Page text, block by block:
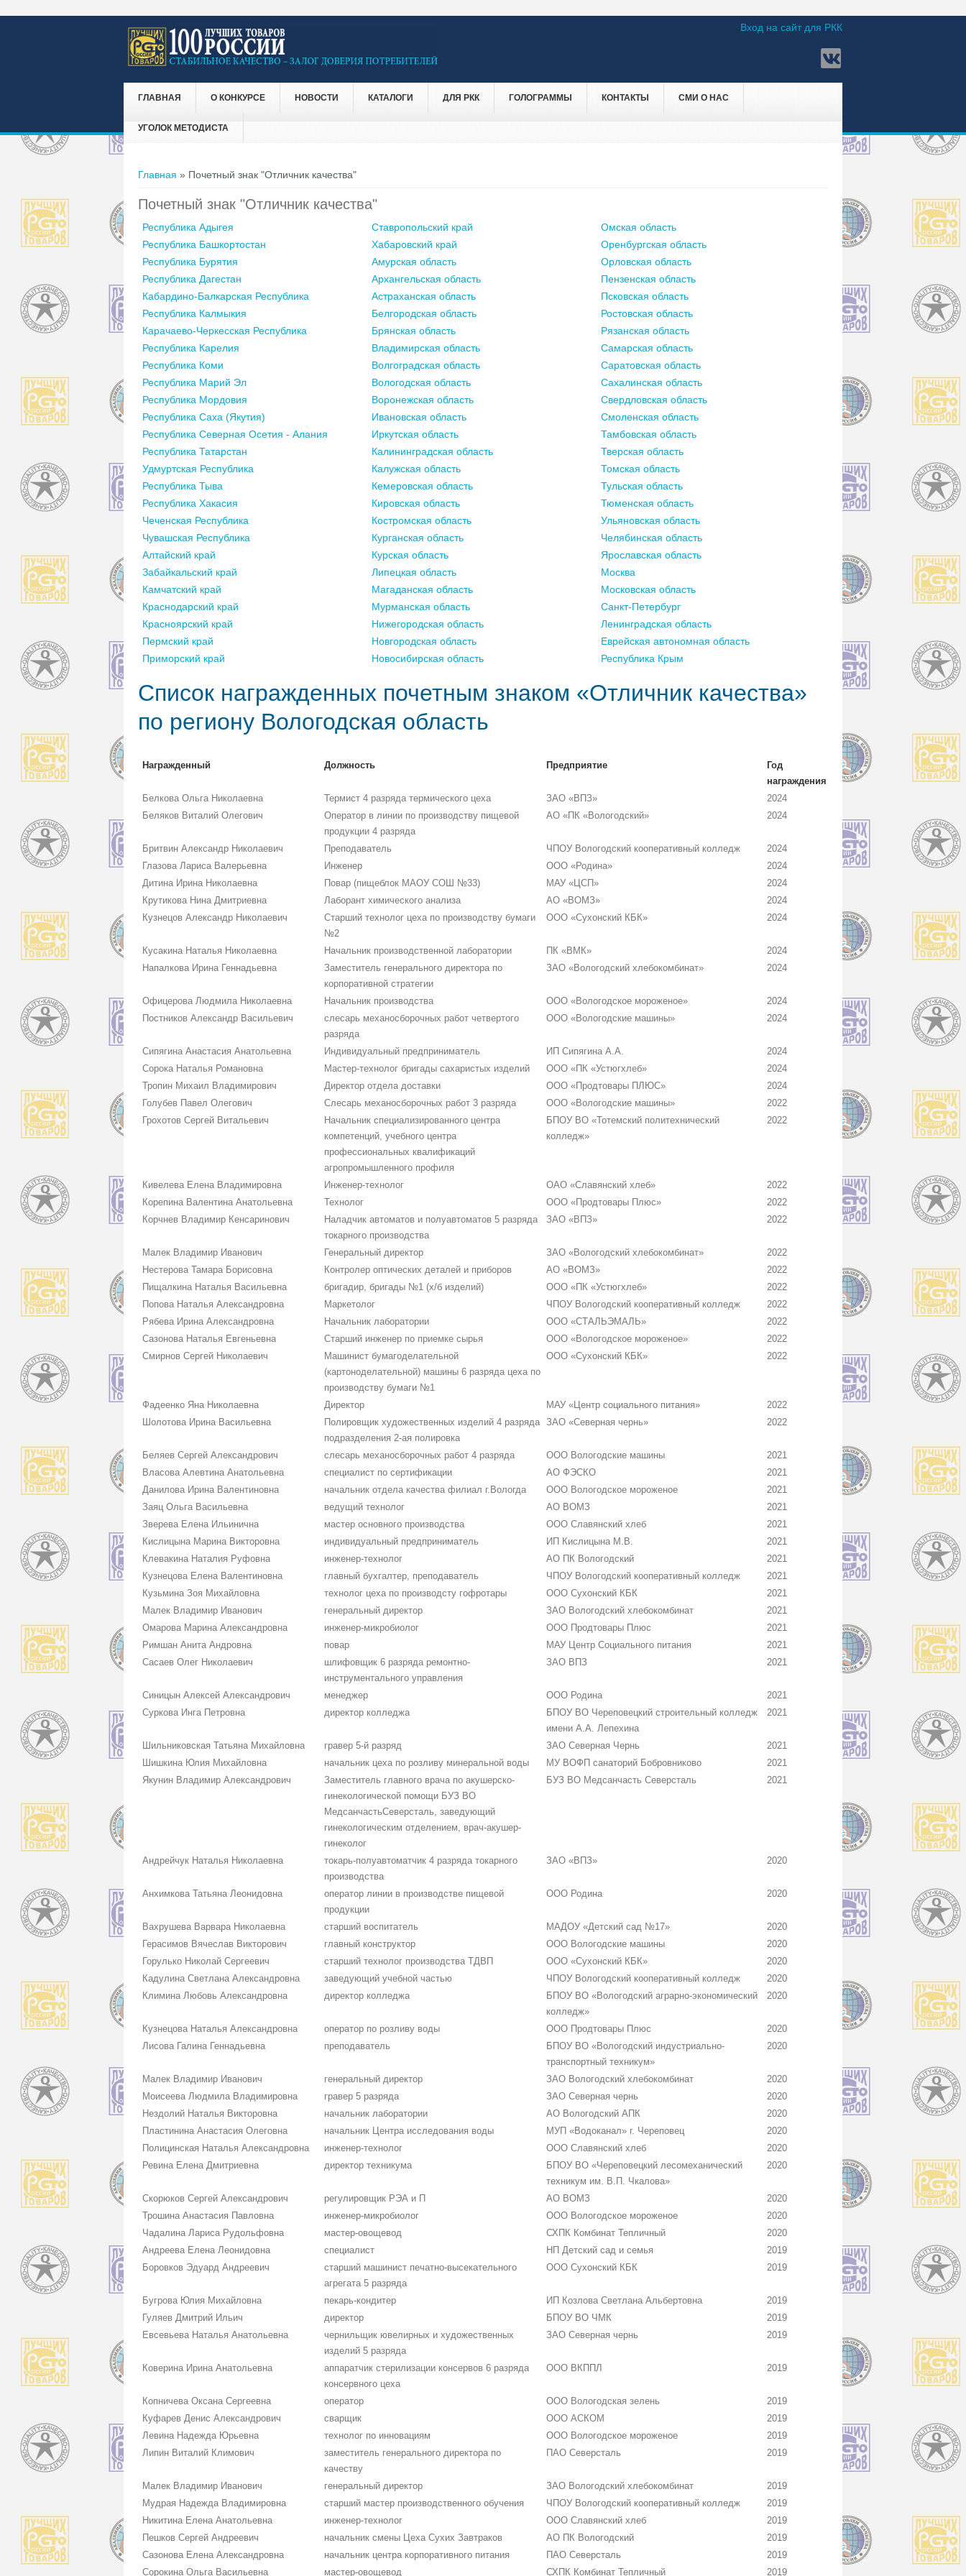
Вход на сайт для РКК
ГЛАВНАЯ О КОНКУРСЕ НОВОСТИ КАТАЛОГИ ДЛЯ РКК ГОЛОГРАММЫ КОНТАКТЫ СМИ О НАС
УГОЛОК МЕТОДИСТА
Вы здесь
Главная » Почетный знак "Отличник качества"
Почетный знак "Отличник качества"
Республика Адыгея Ставропольский край
Омская область
Республика Башкортостан
Хабаровский край
Оренбургская область
Республика Бурятия
Амурская область
Орловская область
Республика Дагестан
Архангельская область
Пензенская область
Кабардино-Балкарская Республика
Астраханская область
Псковская область
Республика Калмыкия
Белгородская область
Ростовская область
Карачаево-Черкесская Республика
Брянская область
Рязанская область
Республика Карелия
Владимирская область
Самарская область
Республика Коми
Волгоградская область
Саратовская область
Республика Марий Эл
Вологодская область
Сахалинская область
Республика Мордовия
Воронежская область
Свердловская область
Республика Саха (Якутия)
Ивановская область
Смоленская область
Республика Северная Осетия - Алания
Иркутская область
Тамбовская область
Республика Татарстан
Калининградская область
Тверская область
Удмуртская Республика
Калужская область
Томская область
Республика Тыва
Кемеровская область
Тульская область
Республика Хакасия
Кировская область
Тюменская область
Чеченская Республика
Костромская область
Ульяновская область
Чувашская Республика
Курганская область
Челябинская область
Алтайский край
Курская область
Ярославская область
Забайкальский край
Липецкая область
Москва
Камчатский край
Магаданская область
Московская область
Краснодарский край
Мурманская область
Санкт-Петербург
Красноярский край
Нижегородская область
Ленинградская область
Пермский край
Новгородская область
Еврейская автономная область
Приморский край
Новосибирская область Республика Крым
Список награжденных почетным знаком «Отличник качества»
по региону Вологодская область
Награжденный Должность Предприятие
Год
награждения
Белкова Ольга Николаевна
Термист 4 разряда термического цеха ЗАО «ВПЗ»
2024
Беляков Виталий Олегович
Оператор в линии по производству пищевой
продукции 4 разряда
АО «ПК «Вологодский» 2024
Бритвин Александр Николаевич Преподаватель ЧПОУ Вологодский кооперативный колледж
2024
Глазова Лариса Валерьевна
Инженер ООО «Родина»
2024
Дитина Ирина Николаевна
Повар (пищеблок МАОУ СОШ №33) МАУ «ЦСП»
2024
Крутикова Нина Дмитриевна
Лаборант химического анализа АО «ВОМЗ»
2024
Кузнецов Александр Николаевич
Старший технолог цеха по производству бумаги
№2
ООО «Сухонский КБК» 2024
Кусакина Наталья Николаевна Начальник производственной лаборатории ПК «ВМК»
2024
Напалкова Ирина Геннадьевна
Заместитель генерального директора по
корпоративной стратегии
ЗАО «Вологодский хлебокомбинат» 2024
Офицерова Людмила Николаевна Начальник производства ООО «Вологодское мороженое»
2024
Постников Александр Васильевич
слесарь механосборочных работ четвертого
разряда
ООО «Вологодские машины» 2024
Сипягина Анастасия Анатольевна Индивидуальный предприниматель ИП Сипягина А.А.
2024
Сорока Наталья Романовна
Мастер-технолог бригады сахаристых изделий ООО «ПК «Устюгхлеб»
2024
Тропин Михаил Владимирович
Директор отдела доставки ООО «Продтовары ПЛЮС»
2024
Голубев Павел Олегович
Слесарь механосборочных работ 3 разряда ООО «Вологодские машины»
2022
Грохотов Сергей Витальевич
Начальник специализированного центра
компетенций, учебного центра
профессиональных квалификаций
агропромышленного профиля
БПОУ ВО «Тотемский политехнический
колледж»
2022
Кивелева Елена Владимировна Инженер-технолог ОАО «Славянский хлеб»
2022
Корепина Валентина Анатольевна
Технолог ООО «Продтовары Плюс»
2022
Корчнев Владимир Кенсаринович
Наладчик автоматов и полуавтоматов 5 разряда
токарного производства
ЗАО «ВПЗ» 2022
Малек Владимир Иванович Генеральный директор ЗАО «Вологодский хлебокомбинат»
2022
Нестерова Тамара Борисовна
Контролер оптических деталей и приборов АО «ВОМЗ»
2022
Пищалкина Наталья Васильевна
бригадир, бригады №1 (х/б изделий) ООО «ПК «Устюгхлеб»
2022
Попова Наталья Александровна
Маркетолог ЧПОУ Вологодский кооперативный колледж
2022
Рябева Ирина Александровна
Начальник лаборатории ООО «СТАЛЬЭМАЛЬ»
2022
Сазонова Наталья Евгеньевна
Старший инженер по приемке сырья ООО «Вологодское мороженое»
2022
Смирнов Сергей Николаевич
Машинист бумагоделательной
(картоноделательной) машины 6 разряда цеха по
производству бумаги №1
ООО «Сухонский КБК» 2022
Фадеенко Яна Николаевна Директор МАУ «Центр социального питания»
2022
Шолотова Ирина Васильевна
Полировщик художественных изделий 4 разряда
подразделения 2-ая полировка
ЗАО «Северная чернь» 2022
Беляев Сергей Александрович слесарь механосборочных работ 4 разряда ООО Вологодские машины
2021
Власова Алевтина Анатольевна
специалист по сертификации АО ФЭСКО
2021
Данилова Ирина Валентиновна
начальник отдела качества филиал г.Вологда ООО Вологодское мороженое
2021
Заяц Ольга Васильевна
ведущий технолог АО ВОМЗ
2021
Зверева Елена Ильинична
мастер основного производства ООО Славянский хлеб
2021
Кислицына Марина Викторовна
индивидуальный предприниматель ИП Кислицына М.В.
2021
Клевакина Наталия Руфовна
инженер-технолог АО ПК Вологодский
2021
Кузнецова Елена Валентиновна
главный бухгалтер, преподаватель ЧПОУ Вологодский кооперативный колледж
2021
Кузьмина Зоя Михайловна
технолог цеха по производсту гофротары ООО Сухонский КБК
2021
Малек Владимир Иванович
генеральный директор ЗАО Вологодский хлебокомбинат
2021
Омарова Марина Александровна
инженер-микробиолог ООО Продтовары Плюс
2021
Римшан Анита Андровна
повар МАУ Центр Социального питания
2021
Сасаев Олег Николаевич
шлифовщик 6 разряда ремонтно-
инструментального управления
ЗАО ВПЗ 2021
Синицын Алексей Александрович менеджер ООО Родина
2021
Суркова Инга Петровна
директор колледжа
БПОУ ВО Череповецкий строительный колледж
имени А.А. Лепехина
2021
Шильниковская Татьяна Михайловна гравер 5-й разряд ЗАО Северная Чернь
2021
Шишкина Юлия Михайловна
начальник цеха по розливу минеральной воды МУ ВОФП санаторий Бобровниково
2021
Якунин Владимир Александрович
Заместитель главного врача по акушерско-
гинекологической помощи БУЗ ВО
МедсанчастьСеверсталь, заведующий
гинекологическим отделением, врач-акушер-
гинеколог
БУЗ ВО Медсанчасть Северсталь 2021
Андрейчук Наталья Николаевна
токарь-полуавтоматчик 4 разряда токарного
производства
ЗАО «ВПЗ» 2020
Анхимкова Татьяна Леонидовна
оператор линии в производстве пищевой
продукции
ООО Родина 2020
Вахрушева Варвара Николаевна старший воспитатель МАДОУ «Детский сад №17»
2020
Герасимов Вячеслав Викторович
главный конструктор ООО Вологодские машины
2020
Горулько Николай Сергеевич
старший технолог производства ТДВП ООО «Сухонский КБК»
2020
Кадулина Светлана Александровна
заведующий учебной частью ЧПОУ Вологодский кооперативный колледж
2020
Климина Любовь Александровна
директор колледжа
БПОУ ВО «Вологодский аграрно-экономический
колледж»
2020
Кузнецова Наталья Александровна оператор по розливу воды ООО Продтовары Плюс
2020
Лисова Галина Геннадьевна
преподаватель
БПОУ ВО «Вологодский индустриально-
транспортный техникум»
2020
Малек Владимир Иванович генеральный директор ЗАО Вологодский хлебокомбинат
2020
Моисеева Людмила Владимировна
гравер 5 разряда ЗАО Северная чернь
2020
Нездолий Наталья Викторовна
начальник лаборатории АО Вологодский АПК
2020
Пластинина Анастасия Олеговна
начальник Центра исследования воды МУП «Водоканал» г. Череповец
2020
Полицинская Наталья Александровна
инженер-технолог ООО Славянский хлеб
2020
Ревина Елена Дмитриевна
директор техникума
БПОУ ВО «Череповецкий лесомеханический
техникум им. В.П. Чкалова»
2020
Скорюков Сергей Александрович регулировщик РЭА и П АО ВОМЗ
2020
Трошина Анастасия Павловна
инженер-микробиолог ООО Вологодское мороженое
2020
Чадалина Лариса Рудольфовна
мастер-овощевод СХПК Комбинат Тепличный
2020
Андреева Елена Леонидовна
специалист НП Детский сад и семья
2019
Боровков Эдуард Андреевич
старший машинист печатно-высекательного
агрегата 5 разряда
ООО Сухонский КБК 2019
Бугрова Юлия Михайловна пекарь-кондитер ИП Козлова Светлана Альбертовна
2019
Гуляев Дмитрий Ильич
директор БПОУ ВО ЧМК
2019
Евсевьева Наталья Анатольевна
чернильщик ювелирных и художественных
изделий 5 разряда
ЗАО Северная чернь 2019
Коверина Ирина Анатольевна
аппаратчик стерилизации консервов 6 разряда
консервного цеха
ООО ВКППЛ 2019
Копничева Оксана Сергеевна оператор ООО Вологодская зелень
2019
Куфарев Денис Александрович
сварщик ООО АСКОМ
2019
Левина Надежда Юрьевна
технолог по инновациям ООО Вологодское мороженое
2019
Липин Виталий Климович
заместитель генерального директора по
качеству
ПАО Северсталь 2019
Малек Владимир Иванович генеральный директор ЗАО Вологодский хлебокомбинат
2019
Мудрая Надежда Владимировна
старший мастер производственного обучения ЧПОУ Вологодский кооперативный колледж
2019
Никитина Елена Анатольевна
инженер-технолог ООО Славянский хлеб
2019
Пешков Сергей Андреевич
начальник смены Цеха Сухих Завтраков АО ПК Вологодский
2019
Сазонова Елена Александровна
начальник центра корпоративного питания ПАО Северсталь
2019
Сорокина Ольга Васильевна
мастер-овощевод СХПК Комбинат Тепличный 2019